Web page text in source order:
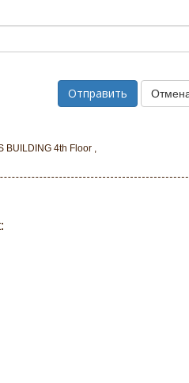
BUILDING 4th Floor ,